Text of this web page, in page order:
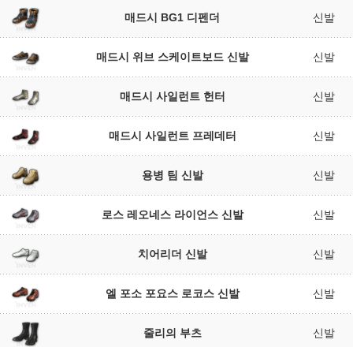
매드시 BG1 디펜더 신발
매드시 위브 스케이트보드 신발 신발
매드시 사일런트 헌터 신발
매드시 사일런트 프레데터 신발
용병 팀 신발 신발
로스 레오네스 라이언스 신발 신발
치어리더 신발 신발
엘 포소 포요스 로코스 신발 신발
줄리의 부츠 신발